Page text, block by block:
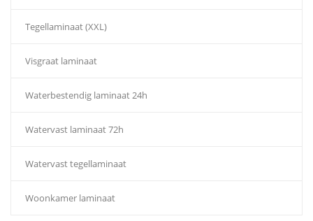
Tegellaminaat (XXL)
Visgraat laminaat
Waterbestendig laminaat 24h
Watervast laminaat 72h
Watervast tegellaminaat
Woonkamer laminaat